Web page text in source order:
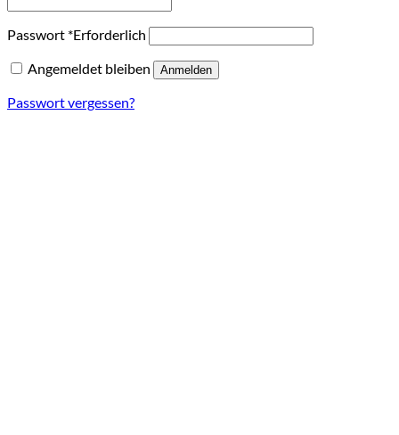
Passwort *Erforderlich
Angemeldet bleiben
Anmelden
Passwort vergessen?